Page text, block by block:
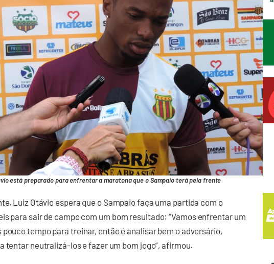
está preparado para enfrentar a maratona que o Sampaio terá pela frente
Luiz Otávio espera que o Sampaio faça uma partida com o
para sair de campo com um bom resultado: “Vamos enfrentar um
tempo para treinar, então é analisar bem o adversário,
tentar neutralizá-los e fazer um bom jogo”, afirmou.